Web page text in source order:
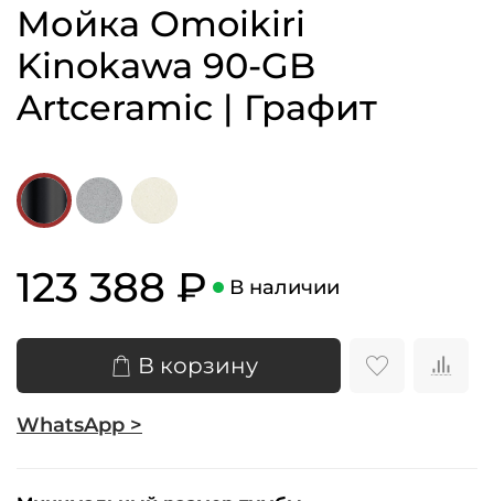
Мойка Omoikiri
Kinokawa 90-GB
Artceramic | Графит
123 388 ₽ В наличии
В корзину
WhatsApp >